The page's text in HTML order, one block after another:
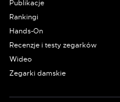
Publikacje
Rankingi
Hands-On
Recenzje i testy zegarków
Wideo
Zegarki damskie